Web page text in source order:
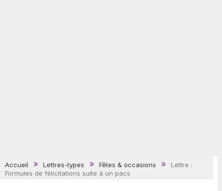
Accueil Lettres-types Fêtes & occasions
Lettre :
Formules de félicitations suite à un pacs